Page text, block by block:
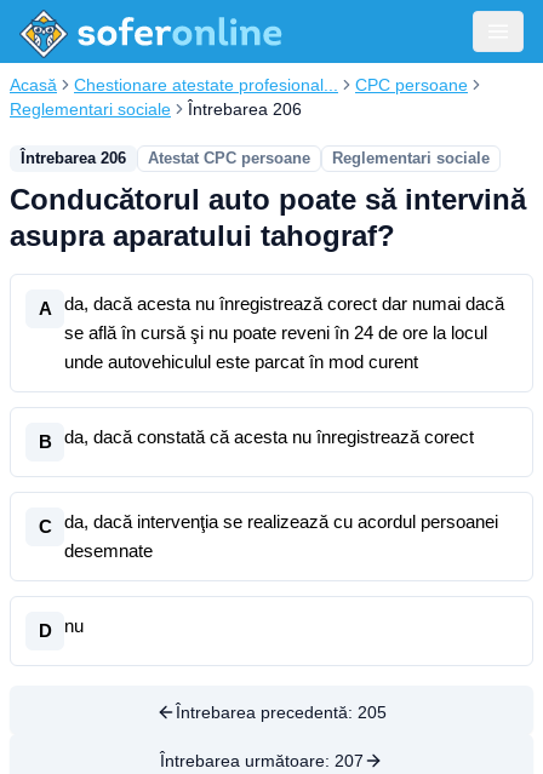
Acasă Chestionare atestate profesional...
CPC persoane
Reglementari sociale
Întrebarea 206
Întrebarea 206 Atestat CPC persoane Reglementari sociale
Conducătorul auto poate să intervină
asupra aparatului tahograf?
A
da, dacă acesta nu înregistrează corect dar numai dacă
se află în cursă şi nu poate reveni în 24 de ore la locul
unde autovehiculul este parcat în mod curent
B da, dacă constată că acesta nu înregistrează corect
C
da, dacă intervenţia se realizează cu acordul persoanei
desemnate
D nu
Întrebarea precedentă: 205
Întrebarea următoare: 207